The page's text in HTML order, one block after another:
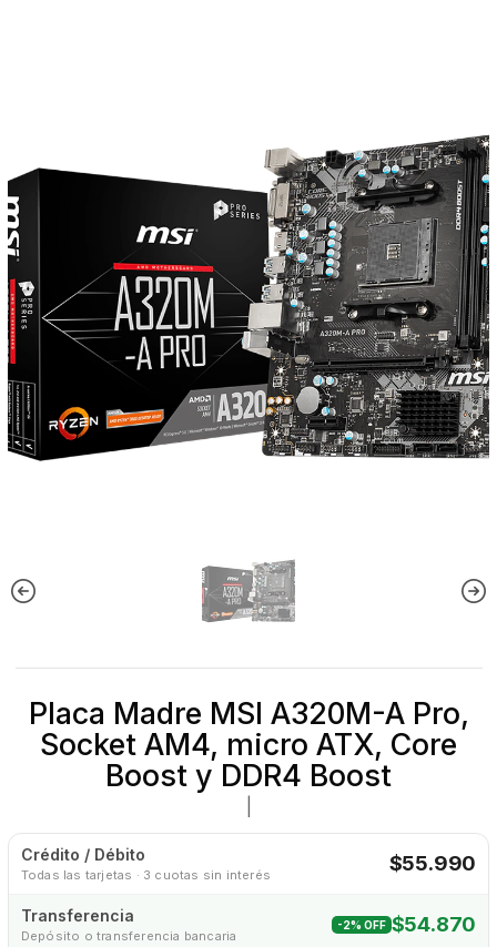
Placa Madre MSI A320M-A Pro,
Socket AM4, micro ATX, Core
Boost y DDR4 Boost
Crédito / Débito
Todas las tarjetas · 3 cuotas sin interés $55.990
Transferencia
Depósito o transferencia bancaria
-2% OFF $54.870